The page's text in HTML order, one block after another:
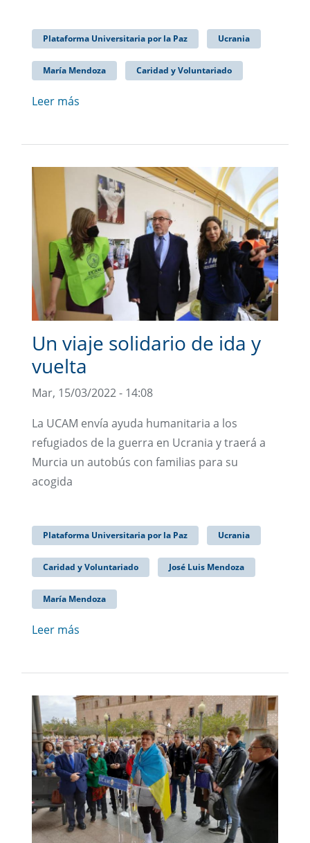
Plataforma Universitaria por la Paz Ucrania
María Mendoza Caridad y Voluntariado
Leer más
Un viaje solidario de ida y
vuelta
Mar, 15/03/2022 - 14:08
La UCAM envía ayuda humanitaria a los
refugiados de la guerra en Ucrania y traerá a
Murcia un autobús con familias para su
acogida
Plataforma Universitaria por la Paz Ucrania
Caridad y Voluntariado José Luis Mendoza
María Mendoza
Leer más